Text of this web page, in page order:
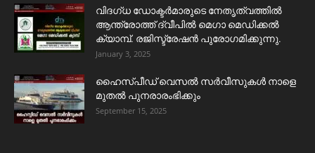
വിദഗ്ധ ഡോക്ടർമാരുടെ നേതൃത്വത്തിൽ
ആന്ത്രോത്ത് ദ്വീപിൽ മെഗാ മെഡിക്കൽ
ക്യാമ്പ്. രജിസ്ട്രേഷൻ പുരോഗമിക്കുന്നു.
January 3, 2025
ഹൈസ്പീഡ് വെസൽ സർവീസുകൾ നാളെ
മുതൽ പുനരാരംഭിക്കും
September 15, 2025